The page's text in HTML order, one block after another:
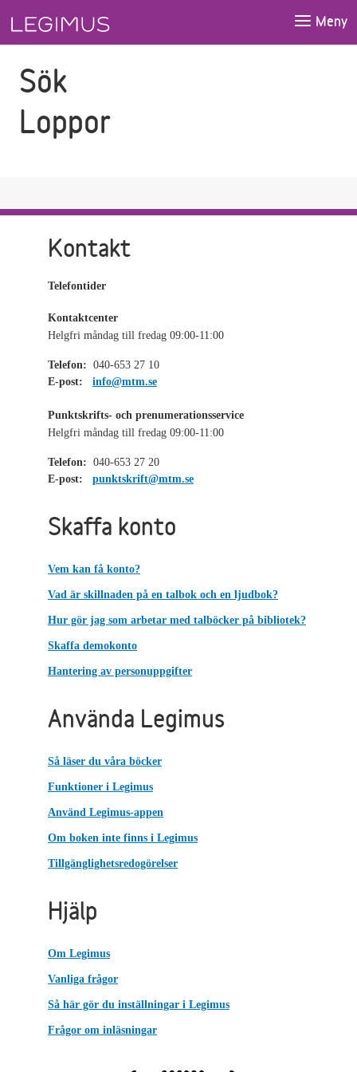
Meny
Sök
Loppor
Kontakt
Telefontider
Kontaktcenter
Helgfri måndag till fredag 09:00-11:00
Telefon: 040-653 27 10
E-post:
info@mtm.se
Punktskrifts- och prenumerationsservice
Helgfri måndag till fredag 09:00-11:00
Telefon: 040-653 27 20
E-post:
punktskrift@mtm.se
Skaffa konto
Vem kan få konto?
Vad är skillnaden på en talbok och en ljudbok?
Hur gör jag som arbetar med talböcker på bibliotek?
Skaffa demokonto
Hantering av personuppgifter
Använda Legimus
Så läser du våra böcker
Funktioner i Legimus
Använd Legimus-appen
Om boken inte finns i Legimus
Tillgänglighetsredogörelser
Hjälp
Om Legimus
Vanliga frågor
Så här gör du inställningar i Legimus
Frågor om inläsningar